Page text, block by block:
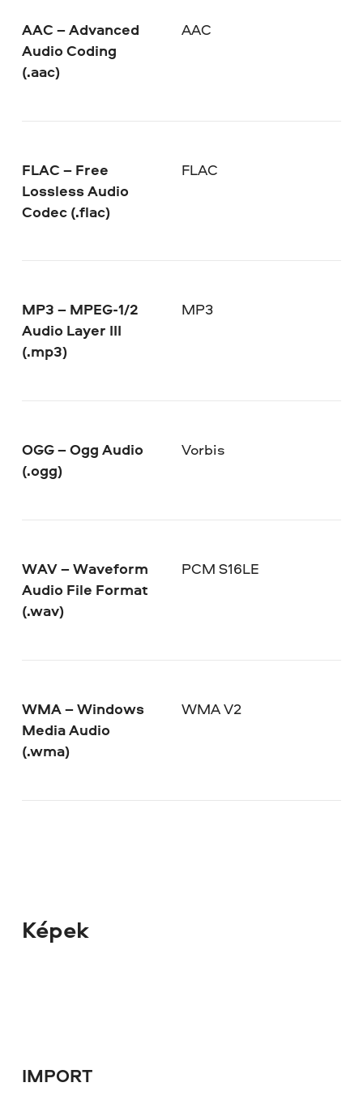
AAC – Advanced
Audio Coding
(.aac)
AAC
FLAC – Free
Lossless Audio
Codec (.flac)
FLAC
MP3 – MPEG-1/2
Audio Layer III
(.mp3)
MP3
OGG – Ogg Audio
(.ogg)
Vorbis
WAV – Waveform
Audio File Format
(.wav)
PCM S16LE
WMA – Windows
Media Audio
(.wma)
WMA V2
Képek
IMPORT